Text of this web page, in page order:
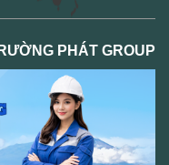
PHÁT GROUP